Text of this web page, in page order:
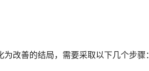
改善的结局，需要采取以下几个步骤：